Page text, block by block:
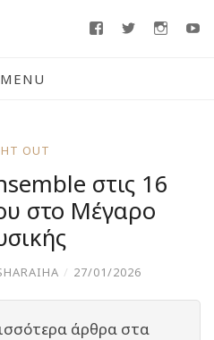
FacebookTwitter
MENU
OUT
στις 16
στο Μέγαρο
/ 27/01/2026
άρθρα στα